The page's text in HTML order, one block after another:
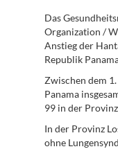
Das
Organization /
Anstieg der
Republik
Zwischen dem
Panama
99 in der
In der Provinz
ohne